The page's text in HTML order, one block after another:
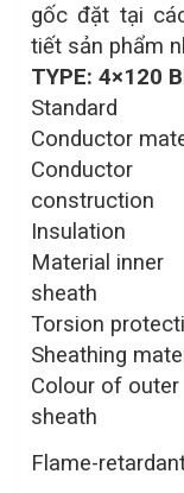
gốc đặt tại
tiết sản phẩm
TYPE: 4×120
Standard
Conductor
Conductor
construction
Insulation
Material inner
sheath
Torsion
Sheathing
Colour of outer
sheath
Flame-